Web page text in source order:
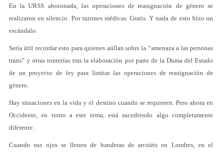
En la URSS abotonada, las operaciones de reasignación de género se
realizaron en silencio. Por razones médicas. Gratis. Y nada de esto hizo un
escándalo.
Sería útil recordar esto para quienes aúllan sobre la “amenaza a las personas
trans” y otras tonterías tras la elaboración por parte de la Duma del Estado
de un proyecto de ley para limitar las operaciones de reasignación de
género.
Hay situaciones en la vida y el destino cuando se requieren. Pero ahora en
Occidente, en torno a este tema, está sucediendo algo completamente
diferente.
Cuando sus ojos se llenen de banderas de arcoíris en Londres, en el